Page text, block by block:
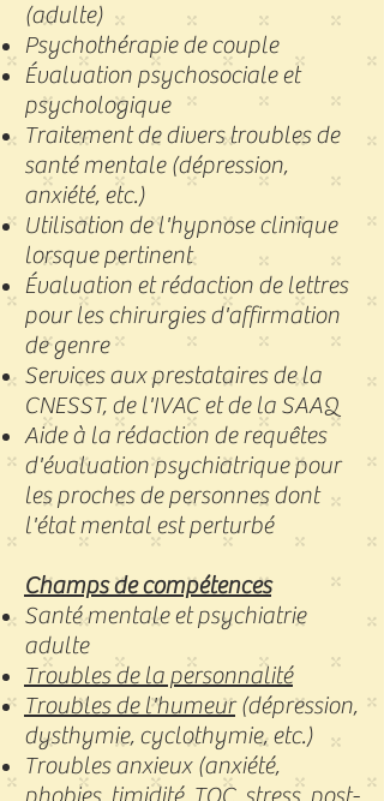
(adulte)
Psychothérapie de couple
Évaluation psychosociale et
psychologique
Traitement de divers troubles de
santé mentale (dépression,
anxiété, etc.)
Utilisation de l'hypnose clinique
lorsque pertinent
Évaluation et rédaction de lettres
pour les chirurgies d'affirmation
de genre
Services aux prestataires de la
CNESST, de l'IVAC et de la SAAQ
Aide à la rédaction de requêtes
d'évaluation psychiatrique pour
les proches de personnes dont
l'état mental est perturbé
​Champs de compétences
Santé mentale et psychiatrie
adulte
Troubles de la personnalité
Troubles de l'humeur(dépression,
dysthymie, cyclothymie, etc.)
Troubles anxieux (anxiété,